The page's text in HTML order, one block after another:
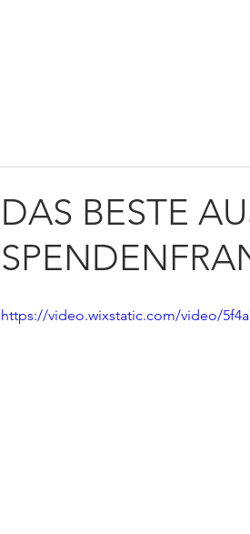
DAS BESTE
https://video.wixstatic.com/video/